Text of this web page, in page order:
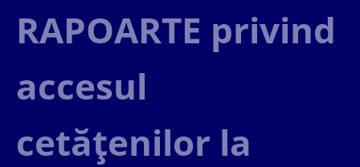
RAPOARTE privind
accesul
cetăţenilor la